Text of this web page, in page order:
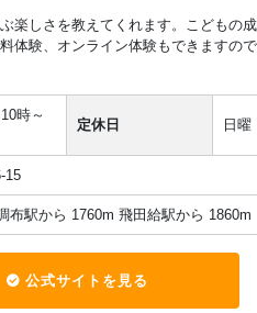
分
楽しさを教えてくれます。こどもの
体験、オンライン体験もできますの
時～
定休日 日曜
15
布駅から 1760m 飛田給駅から 1860m
公式サイトを見る